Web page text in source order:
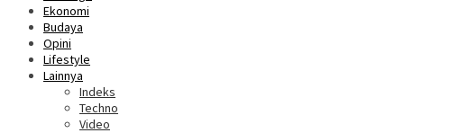
Ekonomi
Budaya
Opini
Lifestyle
Lainnya
Indeks
Techno
Video